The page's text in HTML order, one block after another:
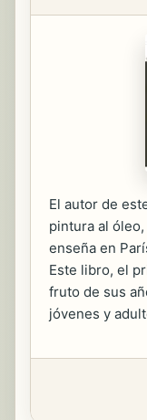
El autor de
pintura al
enseña en
Este libro, el
fruto de sus
jóvenes y